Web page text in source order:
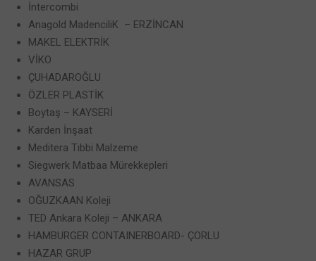
İntercombi
Anagold MadenciliK – ERZİNCAN
MAKEL ELEKTRİK
VİKO
ÇUHADAROĞLU
ÖZLER PLASTİK
Boytaş – KAYSERİ
Karden İnşaat
Meditera Tıbbi Malzeme
Siegwerk Matbaa Mürekkepleri
AVANSAS
OĞUZKAAN Koleji
TED Ankara Koleji – ANKARA
HAMBURGER CONTAINERBOARD- ÇORLU
HAZAR GRUP